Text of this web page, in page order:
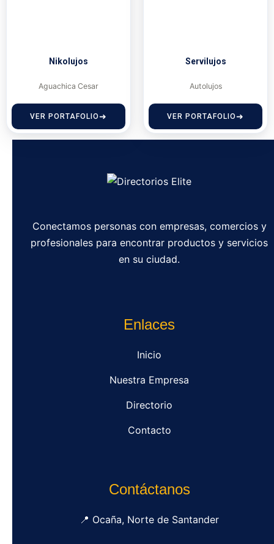
Nikolujos
Aguachica Cesar
VER PORTAFOLIO
Servilujos
Autolujos
VER PORTAFOLIO
Conectamos personas con empresas, comercios y
profesionales para encontrar productos y servicios
en su ciudad.
Enlaces
Inicio
Nuestra Empresa
Directorio
Contacto
Contáctanos
📍 Ocaña, Norte de Santander